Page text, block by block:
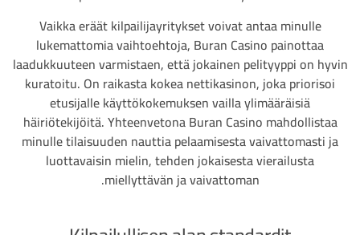
Vaikka eräät kilpailijayritykset voivat antaa minulle
lukemattomia vaihtoehtoja, Buran Casino painottaa
laadukkuuteen varmistaen, että jokainen pelityyppi on hyvin
kuratoitu. On raikasta kokea nettikasinon, joka priorisoi
etusijalle käyttökokemuksen vailla ylimääräisiä
häiriötekijöitä. Yhteenvetona Buran Casino mahdollistaa
minulle tilaisuuden nauttia pelaamisesta vaivattomasti ja
luottavaisin mielin, tehden jokaisesta vierailusta
miellyttävän ja vaivattoman.